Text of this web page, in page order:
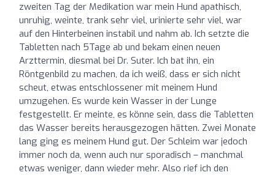
zweiten Tag der Medikation war mein Hund apathisch,
unruhig, weinte, trank sehr viel, urinierte sehr viel, war
auf den Hinterbeinen instabil und nahm ab. Ich setzte die
Tabletten nach 5Tage ab und bekam einen neuen
Arzttermin, diesmal bei Dr. Suter. Ich bat ihn, ein
Röntgenbild zu machen, da ich weiß, dass er sich nicht
scheut, etwas entschlossener mit meinem Hund
umzugehen. Es wurde kein Wasser in der Lunge
festgestellt. Er meinte, es könne sein, dass die Tabletten
das Wasser bereits herausgezogen hätten. Zwei Monate
lang ging es meinem Hund gut. Der Schleim war jedoch
immer noch da, wenn auch nur sporadisch – manchmal
etwas weniger, dann wieder mehr. Also rief ich den